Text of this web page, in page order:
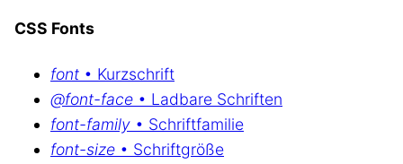
CSS Fonts
font • Kurzschrift
@font-face • Ladbare Schriften
font-family • Schriftfamilie
font-size • Schriftgröße